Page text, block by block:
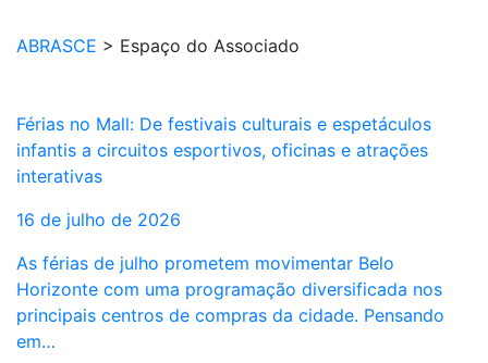
ABRASCE > Espaço do Associado
Férias no Mall: De festivais culturais e espetáculos
infantis a circuitos esportivos, oficinas e atrações
interativas
16 de julho de 2026
As férias de julho prometem movimentar Belo
Horizonte com uma programação diversificada nos
principais centros de compras da cidade. Pensando
em…